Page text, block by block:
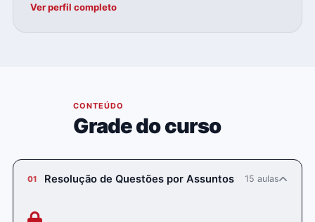
Ver perfil completo
CONTEÚDO
Grade do curso
01 Resolução de Questões por Assuntos 15 aulas